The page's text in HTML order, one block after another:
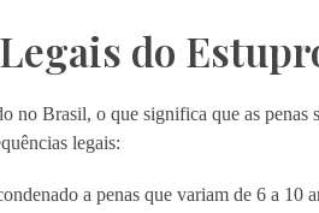
do
no Brasil, o que significa que as penas
legais:
a penas que variam de 6 a 10